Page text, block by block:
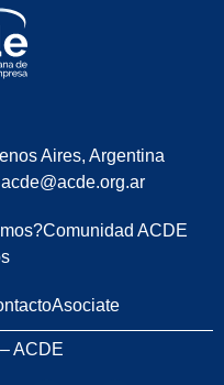
Aires, Argentina
acde@acde.org.ar
Comunidad ACDE
Asociate
ACDE